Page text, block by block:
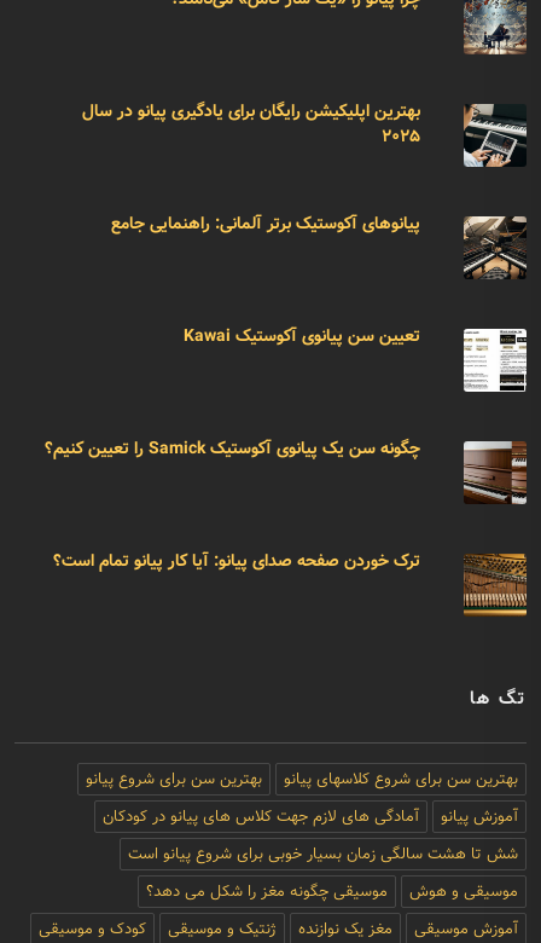
بهترین اپلیکیشن رایگان برای یادگیری پیانو در سال
۲۰۲۵
پیانوهای آکوستیک برتر آلمانی: راهنمایی جامع
تعیین سن پیانوی آکوستیک Kawai
چگونه سن یک پیانوی آکوستیک Samick را تعیین کنیم؟
ترک خوردن صفحه صدای پیانو: آیا کار پیانو تمام است؟
تگ ها
بهترین سن برای شروع کلاسهای پیانو
بهترین سن برای شروع پیانو
آموزش پیانو
آمادگی های لازم جهت کلاس های پیانو در کودکان
شش تا هشت سالگی زمان بسیار خوبی برای شروع پیانو است
موسیقی و هوش
موسیقی چگونه مغز را شکل می دهد؟
آموزش موسیقی
مغز یک نوازنده ژنتیک و موسیقی
کودک و موسیقی